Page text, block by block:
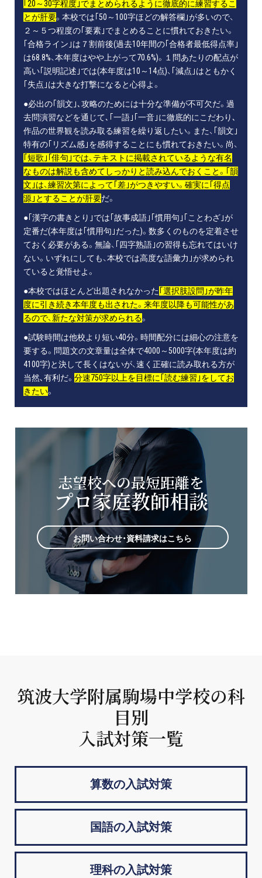
｢20～30字程度｣でまとめられるように徹底的に練習するこ
とが肝要。本校では｢50～100字ほどの解答欄｣が多いので、
２～５つ程度の｢要素｣でまとめることに慣れておきたい。
｢合格ライン｣は７割前後(過去10年間の｢合格者最低得点率｣
は68.8%、本年度はやや上がって70.6%)。１問あたりの配点が
高い｢説明記述｣では(本年度は10～14点)、｢減点｣はともかく
｢失点｣は大きな打撃になると心得よ。
●必出の｢韻文｣､攻略のためには十分な準備が不可欠だ。過
去問演習などを通じて､｢一語｣｢一音｣に徹底的にこだわり､
作品の世界観を読み取る練習を繰り返したい。また、｢韻文｣
特有の｢リズム感｣を感得することにも慣れておきたい。尚、
｢短歌｣｢俳句｣では、テキストに掲載されているような有名
なものは解説も含めてしっかりと読み込んでおくこと。｢韻
文｣は、練習次第によって｢差｣がつきやすい。確実に｢得点
源｣とすることが肝要だ。
●｢漢字の書きとり｣では｢故事成語｣｢慣用句｣｢ことわざ｣が
定番だ(本年度は｢慣用句｣だった)。数多くのものを定着させ
ておく必要がある。無論、｢四字熟語｣の習得も忘れてはいけ
ない。いずれにしても、本校では高度な語彙力｣が求められ
ていると覚悟せよ。
●本校ではほとんど出題されなかった ｢選択肢設問｣が昨年
度に引き続き本年度も出された。来年度以降も可能性があ
るので、新たな対策が求められる。
●試験時間は他校より短い40分。時間配分には細心の注意を
要する。問題文の文章量は全体で4000～5000字(本年度は約
4100字)と決して長くはないが、速く正確に読み取れる方が
当然､有利だ。 分速750字以上を目標に｢読む練習｣をしてお
きたい。
志望校への最短距離を
プロ家庭教師相談
お問い合わせ・資料請求はこちら
筑波大学附属駒場中学校の科
目別
入試対策一覧
算数の入試対策
国語の入試対策
理科の入試対策